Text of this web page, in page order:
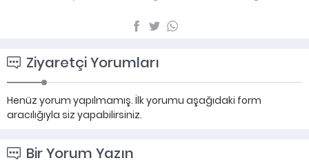
Ziyaretçi Yorumları
Henüz yorum yapılmamış. İlk yorumu aşağıdaki form
aracılığıyla siz yapabilirsiniz.
Bir Yorum Yazın